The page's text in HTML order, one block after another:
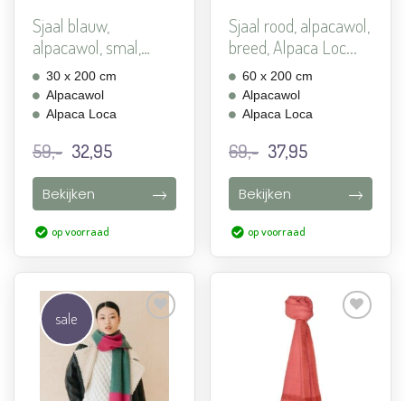
Sjaal blauw,
alpacawol, smal,
Alpaca Loc...
30 x 200 cm
Alpacawol
Alpaca Loca
59,- Oorspronkelijke
was:
59,-.
32,95Huidige
Bekijken
op voorraad
Sjaal rood, alpacawol,
breed, Alpaca Loc...
60 x 200 cm
Alpacawol
Alpaca Loca
69,- Oorspronkelijke
was:
69,-.
37,95Huidige
Bekijken
op voorraad
sale
verlanglijst
toevoegen
toevoegen